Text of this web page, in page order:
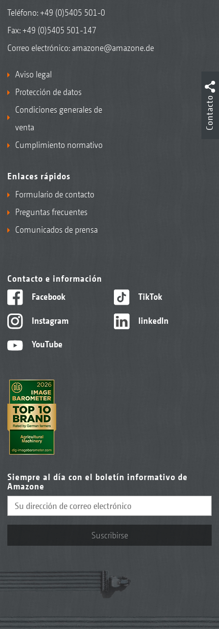
Teléfono:+49 (0)5405 501-0
Fax: +49 (0)5405 501-147
Correo electrónico: amazone@amazone.de
Aviso legal
Protección de datos
Condiciones generales de
venta
Cumplimiento normativo
Enlaces rápidos
Formulario de contacto
Preguntas frecuentes
Comunicados de prensa
Contacto e información
Facebook
Instagram
YouTube
TikTok
linkedIn
Siempre al día con el boletín informativo de
Amazone
Suscribirse
Contacto